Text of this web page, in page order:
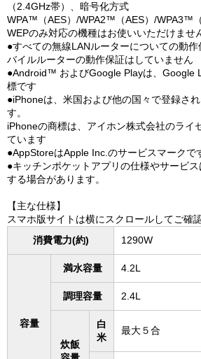
（2.4GHz帯）、暗号化方式
WPA™（AES）/WPA2™（AES）/WPA3™（
WEPのみ対応の機種はお使いいただけませ
●すべての無線LANルーターについての動
バイルルーターの動作保証はしていません
●Android™ およびGoogle Playは、Google
標です
●iPhoneは、米国および他の国々で登録さ
す。
iPhoneの商標は、アイホン株式会社のライ
ています
●AppStoreはApple Inc.のサービスマークで
●キッチンポケットアプリの仕様やサービ
する場合があります。
【主な仕様】
スマホ版サイトは横にスクロールしてご確
消費電力(約)
1290W
容量
満水容量 4.2L
調理容量 2.4L
炊飯
白
米
最大５合